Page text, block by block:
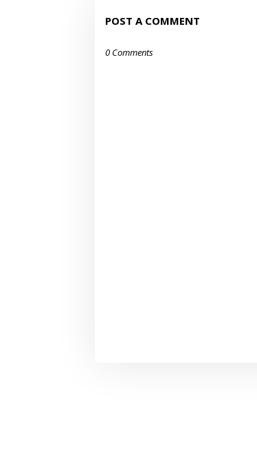
POST A COMMENT
0 Comments